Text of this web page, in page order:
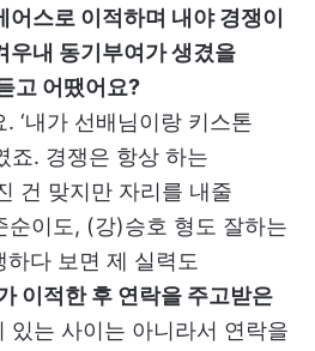
스로 이적하며 내야 경쟁이
우내 동기부여가 생겼을
고 어땠어요?
‘내가 선배님이랑 키스톤
죠. 경쟁은 항상 하는
건 맞지만 자리를 내줄
순이도, (강)승호 형도 잘하는
다 보면 제 실력도
이적한 후 연락을 주고받은
있는 사이는 아니라서 연락을